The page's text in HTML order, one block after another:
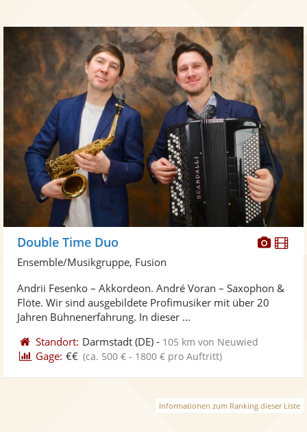
Fotos
Double Time Duo
Ensemble/Musikgruppe, Fusion
Andrii Fesenko – Akkordeon. André Voran – Saxophon &
Flöte. Wir sind ausgebildete Profimusiker mit über 20
Jahren Bühnenerfahrung. In dieser ...
Standort: Darmstadt (DE) - 105 km von Neuwied
Gage: €€ (ca. 500 € - 1800 € pro Auftritt)
Informationen zum Ranking dieser Liste